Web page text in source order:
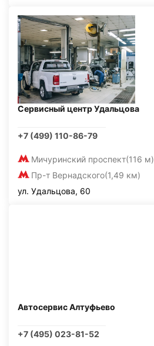
Сервисный центр Удальцова
+7 (499) 110-86-79
Мичуринский проспект(116 м)
Пр-т Вернадского(1,49 км)
ул. Удальцова, 60
Автосервис Алтуфьево
+7 (495) 023-81-52